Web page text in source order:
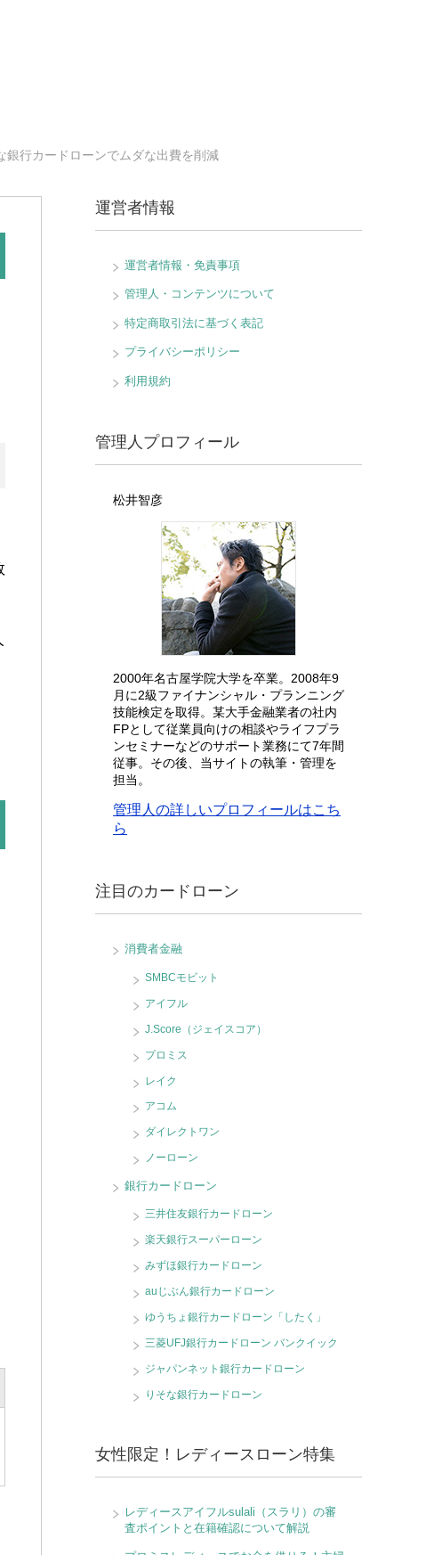
銀行カードローンでムダな出費を削減
運営者情報
運営者情報・免責事項
管理人・コンテンツについて
特定商取引法に基づく表記
プライバシーポリシー
利用規約
管理人プロフィール
松井智彦
2000年名古屋学院大学を卒業。2008年9
月に2級ファイナンシャル・プランニング
技能検定を取得。某大手金融業者の社内
FPとして従業員向けの相談やライフプラ
ンセミナーなどのサポート業務にて7年間
従事。その後、当サイトの執筆・管理を
担当。
管理人の詳しいプロフィールはこち
ら
注目のカードローン
消費者金融
SMBCモビット
アイフル
J.Score（ジェイスコア）
プロミス
レイク
アコム
ダイレクトワン
ノーローン
銀行カードローン
三井住友銀行カードローン
楽天銀行スーパーローン
みずほ銀行カードローン
auじぶん銀行カードローン
ゆうちょ銀行カードローン「したく」
三菱UFJ銀行カードローン バンクイック
ジャパンネット銀行カードローン
りそな銀行カードローン
女性限定！レディースローン特集
レディースアイフルsulali（スラリ）の審
査ポイントと在籍確認について解説